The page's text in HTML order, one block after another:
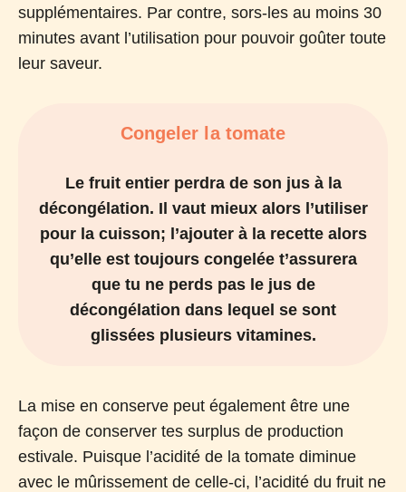
supplémentaires. Par contre, sors-les au moins 30
minutes avant l’utilisation pour pouvoir goûter toute
leur saveur.
Congeler la tomate
Le fruit entier perdra de son jus à la
décongélation. Il vaut mieux alors l’utiliser
pour la cuisson; l’ajouter à la recette alors
qu’elle est toujours congelée t’assurera
que tu ne perds pas le jus de
décongélation dans lequel se sont
glissées plusieurs vitamines.
La mise en conserve peut également être une
façon de conserver tes surplus de production
estivale. Puisque l’acidité de la tomate diminue
avec le mûrissement de celle-ci, l’acidité du fruit ne